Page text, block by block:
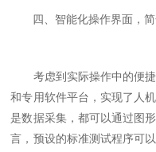
四、智能化操作界面，简
考虑到实际操作中的便捷
和专用软件平台，实现了人
是数据采集，都可以通过图
言，预设的标准测试程序可